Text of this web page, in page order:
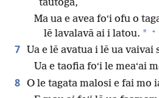
tautoga,
Ma ua e avea foʻi ofu o
lē lavalavā ai i latou. * +
7
Ua e lē avatua i lē ua vaivai
Ua e taofia foʻi le meaʻai
8 O le tagata malosi e fai mo